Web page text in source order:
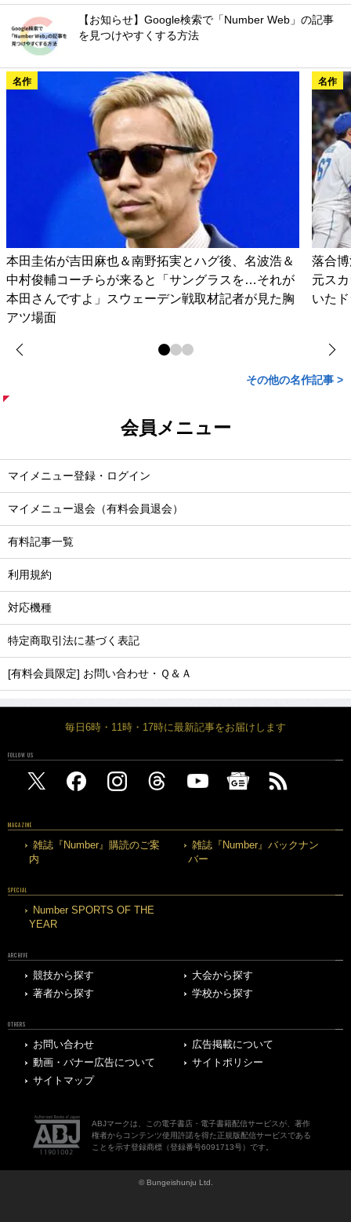
【お知らせ】Google検索で「Number Web」の記事
を見つけやすくする方法
名作
本田圭佑が吉田麻也＆南野拓実とハグ後、名波浩＆
中村俊輔コーチらが来ると「サングラスを…それが
本田さんですよ」スウェーデン戦取材記者が見た胸
アツ場面
名作
落合
元ス
いた
その他の名作記事 >
会員メニュー
マイメニュー登録・ログイン
マイメニュー退会（有料会員退会）
有料記事一覧
利用規約
対応機種
特定商取引法に基づく表記
[有料会員限定] お問い合わせ・Ｑ＆Ａ
毎日6時・11時・17時に最新記事をお届けします
FOLLOW US
MAGAZINE
雑誌『Number』購読のご案
内
雑誌『Number』バックナン
バー
SPECIAL
Number SPORTS OF THE
YEAR
ARCHIVE
競技から探す
大会から探す
著者から探す
学校から探す
OTHERS
お問い合わせ
広告掲載について
動画・バナー広告について
サイトポリシー
サイトマップ
ABJマークは、この電子書店・電子書籍配信サービスが、著作
権者からコンテンツ使用許諾を得た正規版配信サービスである
ことを示す登録商標（登録番号6091713号）です。
© Bungeishunju Ltd.